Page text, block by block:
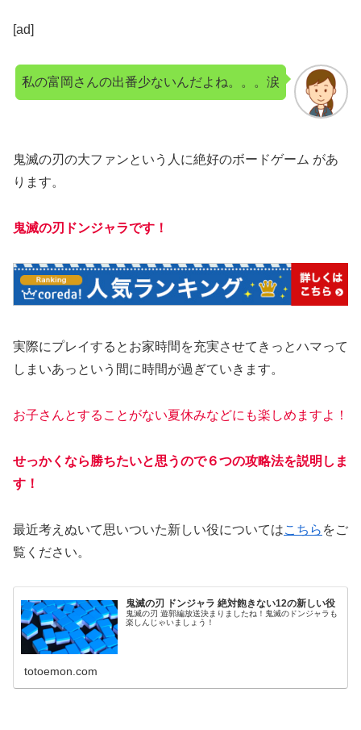
[ad]
私の富岡さんの出番少ないんだよね。。。涙
鬼滅の刃の大ファンという人に絶好のボードゲーム があ
ります。
鬼滅の刃ドンジャラです！
実際にプレイするとお家時間を充実させてきっとハマって
しまいあっという間に時間が過ぎていきます。
お子さんとすることがない夏休みなどにも楽しめますよ！
せっかくなら勝ちたいと思うので６つの攻略法を説明しま
す！
最近考えぬいて思いついた新しい役についてはこちら をご
覧ください。
鬼滅の刃 ドンジャラ 絶対飽きない12の新しい役
鬼滅の刃 遊郭編放送決まりましたね！鬼滅のドンジャラも
楽しんじゃいましょう！
totoemon.com